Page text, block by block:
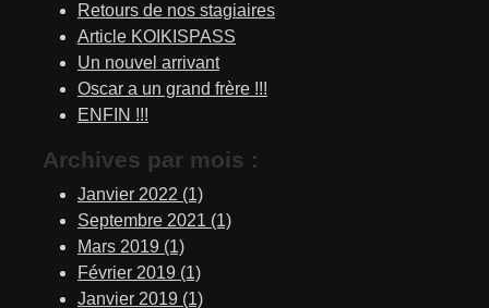
Retours de nos stagiaires
Article KOIKISPASS
Un nouvel arrivant
Oscar a un grand frère !!!
ENFIN !!!
Archives par mois :
Janvier 2022 (1)
Septembre 2021 (1)
Mars 2019 (1)
Février 2019 (1)
Janvier 2019 (1)